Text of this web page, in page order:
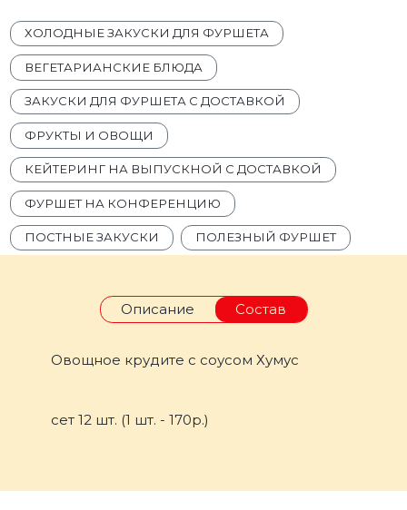
ХОЛОДНЫЕ ЗАКУСКИ ДЛЯ ФУРШЕТА
ВЕГЕТАРИАНСКИЕ БЛЮДА
ЗАКУСКИ ДЛЯ ФУРШЕТА С ДОСТАВКОЙ
ФРУКТЫ И ОВОЩИ
КЕЙТЕРИНГ НА ВЫПУСКНОЙ С ДОСТАВКОЙ
ФУРШЕТ НА КОНФЕРЕНЦИЮ
ПОСТНЫЕ ЗАКУСКИ ПОЛЕЗНЫЙ ФУРШЕТ
Описание Состав
Овощное крудите с соусом Хумус
сет 12 шт. (1 шт. - 170р.)